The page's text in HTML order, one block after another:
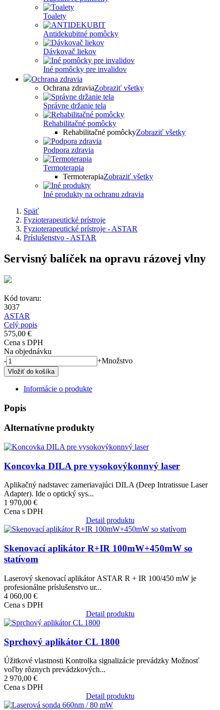
Toalety
Antidekubitné pomôcky
Dávkovač liekov
Iné pomôcky pre invalidov
Ochrana zdravia
Ochrana zdraviaZobraziť všetky
Správne držanie tela
Rehabilitačné pomôcky
Rehabilitačné pomôckyZobraziť všetky
Podpora zdravia
Termoterapia
TermoterapiaZobraziť všetky
Iné produkty na ochranu zdravia
Späť
Fyzioterapeutické prístroje
Fyzioterapeutické prístroje - ASTAR
Príslušenstvo - ASTAR
Servisný balíček na opravu rázovej vlny
Kód tovaru:
3037
ASTAR
Celý popis
575,00 €
Cena s DPH
Na objednávku
-
+Množstvo
Informácie o produkte
Popis
Alternatívne produkty
Obrázok
Koncovka DILA pre vysokovýkonnvý laser
Aplikačný nadstavec zameriavajúci DILA (Deep Intratissue Laser
Adapter). Ide o optický sys...
1 970,00 €
Cena s DPH
Detail produktu
Obrázok
Skenovací aplikátor R+IR 100mW+450mW so
statívom
Laserový skenovací aplikátor ASTAR R + IR 100/450 mW je
profesionálne príslušenstvo ur...
4 060,00 €
Cena s DPH
Detail produktu
Obrázok
Sprchový aplikátor CL 1800
Úžitkové vlastnosti Kontrolka signalizácie prevádzky Možnosť
voľby rôznych prevádzkových...
2 970,00 €
Cena s DPH
Detail produktu
Obrázok